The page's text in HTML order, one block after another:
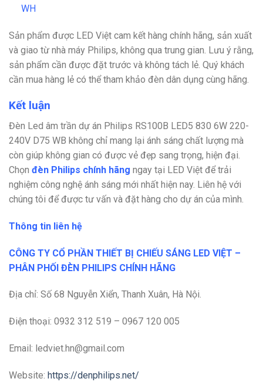
WH
Sản phẩm được LED Việt cam kết hàng chính hãng, sản xuất
và giao từ nhà máy Philips, không qua trung gian. Lưu ý rằng,
sản phẩm cần được đặt trước và không tách lẻ. Quý khách
cần mua hàng lẻ có thể tham khảo đèn dân dụng cùng hãng.
Kết luận
Đèn Led âm trần dự án Philips RS100B LED5 830 6W 220-
240V D75 WB không chỉ mang lại ánh sáng chất lượng mà
còn giúp không gian có được vẻ đẹp sang trọng, hiện đại.
Chọn đèn Philips chính hãng ngay tại LED Việt để trải
nghiệm công nghệ ánh sáng mới nhất hiện nay. Liên hệ với
chúng tôi để được tư vấn và đặt hàng cho dự án của mình.
Thông tin liên hệ
CÔNG TY CỔ PHẦN THIẾT BỊ CHIẾU SÁNG LED VIỆT –
PHÂN PHỐI ĐÈN PHILIPS CHÍNH HÃNG
Địa chỉ: Số 68 Nguyễn Xiển, Thanh Xuân, Hà Nội.
Điện thoại: 0932 312 519 – 0967 120 005
Email: ledviet.hn@gmail.com
Website: https://denphilips.net/